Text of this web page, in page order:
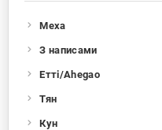
Меха
З написами
Етті/Ahegao
Тян
Кун